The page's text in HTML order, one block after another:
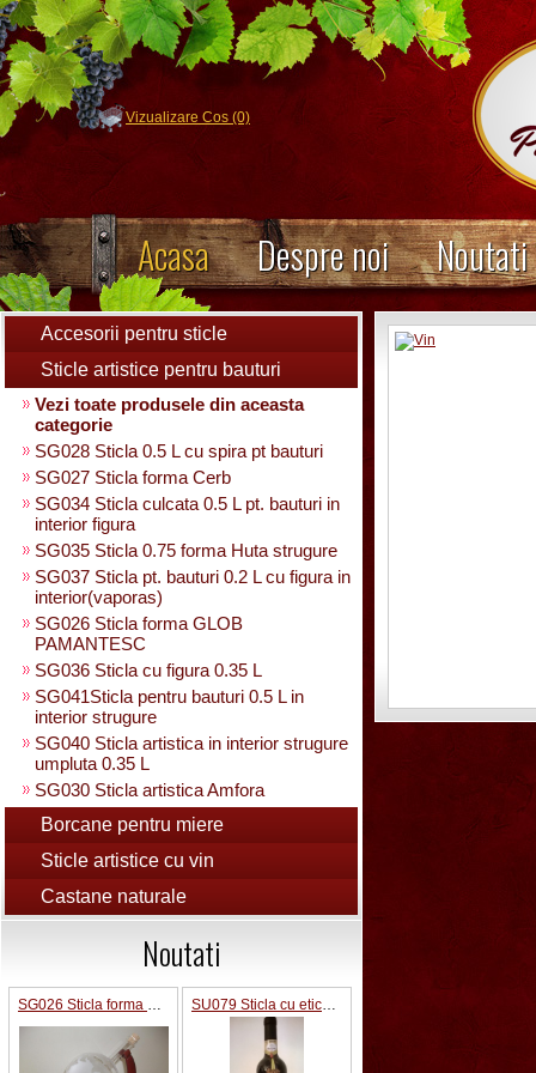
Vizualizare Cos (0)
Acasa Despre noi Noutati
Accesorii pentru sticle
Sticle artistice pentru bauturi
Vezi toate produsele din aceasta
categorie
SG028 Sticla 0.5 L cu spira pt bauturi
SG027 Sticla forma Cerb
SG034 Sticla culcata 0.5 L pt. bauturi in
interior figura
SG035 Sticla 0.75 forma Huta strugure
SG037 Sticla pt. bauturi 0.2 L cu figura in
interior(vaporas)
SG026 Sticla forma GLOB
PAMANTESC
SG036 Sticla cu figura 0.35 L
SG041Sticla pentru bauturi 0.5 L in
interior strugure
SG040 Sticla artistica in interior strugure
umpluta 0.35 L
SG030 Sticla artistica Amfora
SG039 Sticla artistica in interior para
0.35L
SG025 Sticla carte vizita 0.35 L
SG032 Sticla pentru bauturi0.35 L
rasucita
SG038 Sticla pentru bauturi cu 2 pahare
SG031 Sticla forma para 0.5 L cu talpa
SG033 Sticla strugure cu talpa 0.5 L
SG043 Sticla strugure pe talpa cu robinet
0.5 L
Borcane pentru miere
Sticle artistice cu vin
Castane naturale
Noutati
SG026 Sticla forma GLOB PAMANTESC SU079 Sticla cu eticheta pluta